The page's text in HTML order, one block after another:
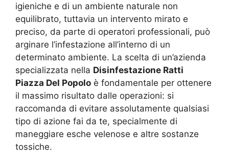
igieniche e di un ambiente naturale non
equilibrato, tuttavia un intervento mirato e
preciso, da parte di operatori professionali, può
arginare l’infestazione all’interno di un
determinato ambiente. La scelta di un’azienda
specializzata nella Disinfestazione Ratti
Piazza Del Popolo è fondamentale per ottenere
il massimo risultato dalle operazioni: si
raccomanda di evitare assolutamente qualsiasi
tipo di azione fai da te, specialmente di
maneggiare esche velenose e altre sostanze
tossiche.